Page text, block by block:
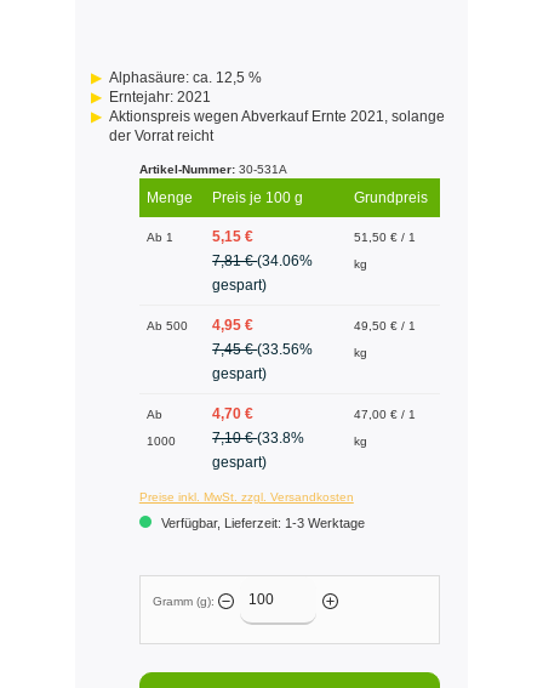
Alphasäure: ca. 12,5 %
Erntejahr: 2021
Aktionspreis wegen Abverkauf Ernte 2021, solange
der Vorrat reicht
Artikel-Nummer: 30-531A
Menge Preis je 100 g Grundpreis
Ab 1
5,15 €
7,81 €(34.06%
gespart)
51,50 € / 1
kg
Ab 500
4,95 €
7,45 €(33.56%
gespart)
49,50 € / 1
kg
Ab
1000
4,70 €
7,10 €(33.8%
gespart)
47,00 € / 1
kg
Preise inkl. MwSt. zzgl. Versandkosten
Verfügbar, Lieferzeit: 1-3 Werktage
Gramm (g):